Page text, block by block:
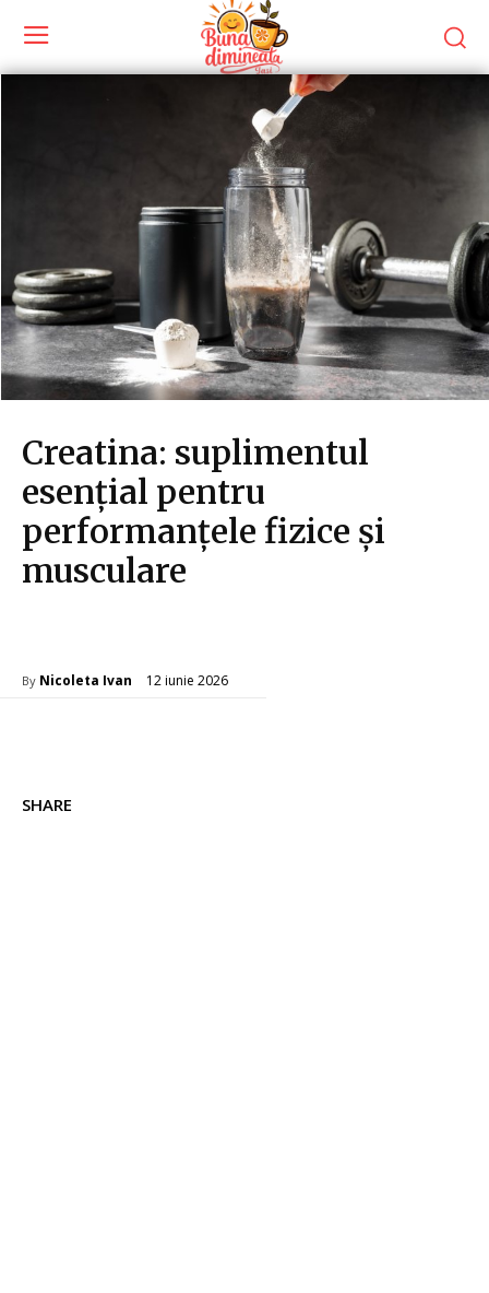
Creatina: suplimentul
esențial pentru
performanțele fizice și
musculare
By Nicoleta Ivan 12 iunie 2026
SHARE